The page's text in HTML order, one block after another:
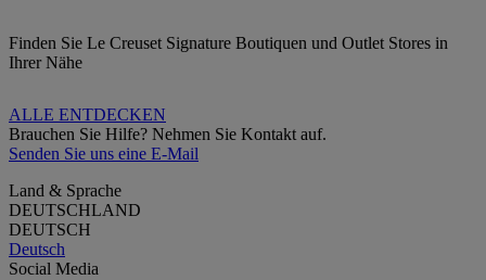
Finden Sie Le Creuset Signature Boutiquen und Outlet Stores in
Ihrer Nähe
ALLE ENTDECKEN
Brauchen Sie Hilfe? Nehmen Sie Kontakt auf.
Senden Sie uns eine E-Mail
Land & Sprache
DEUTSCHLAND
DEUTSCH
Deutsch
Social Media